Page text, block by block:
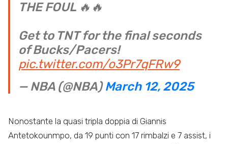
THE FOUL 🔥🔥
Get to TNT for the final seconds
of Bucks/Pacers!
pic.twitter.com/o3Pr7qFRw9
— NBA (@NBA)March 12, 2025
Nonostante la quasi tripla doppia di Giannis
Antetokounmpo, da 19 punti con 17 rimbalzi e 7 assist, i